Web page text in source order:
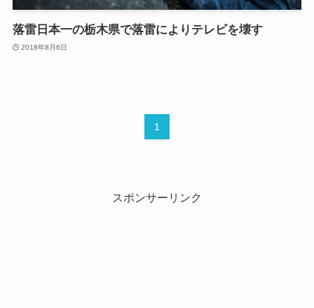
落雷日本一の栃木県で落雷によりテレビを壊す
2018年8月6日
1
スポンサーリンク